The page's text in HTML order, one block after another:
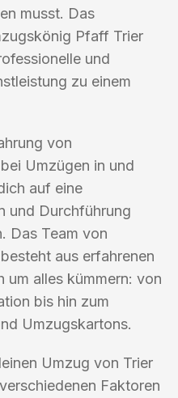
musst. Das
Pfaff Trier
und
zu einem
von
Umzügen in und
auf eine
und Durchführung
Das Team von
aus erfahrenen
um alles kümmern: von
bis hin zum
Umzugskartons.
Umzug von Trier
Faktoren